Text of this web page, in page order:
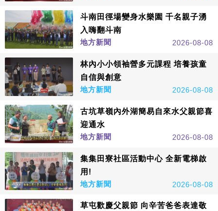
斗南田徑場變身水樂園 千名親子湧
入嗨翻斗南
地方新聞
2026-08-08
林內小小領袖營多元課程 培養孩童
自信與創意
地方新聞
2026-08-08
古坑草嶺內外湖簡易自來水父親節喜
迎通水
地方新聞
2026-08-08
集集田寮社區活動中心 全新電梯啟
用!
地方新聞
2026-08-08
草屯歡慶父親節 向辛苦爸爸表達敬